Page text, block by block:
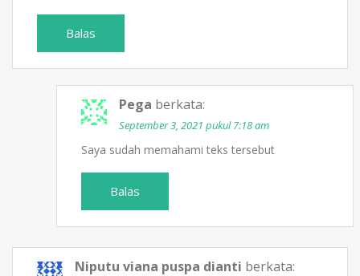
Balas
Pega berkata:
September 3, 2021 pukul 7:18 am
Saya sudah memahami teks tersebut
Balas
Niputu viana puspa dianti berkata: